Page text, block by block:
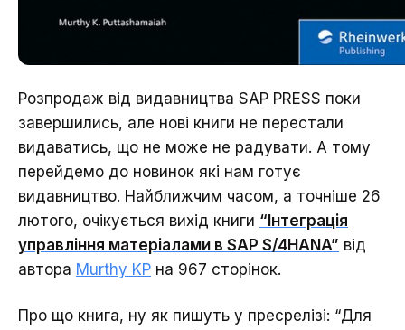
Розпродаж від видавництва SAP PRESS поки
завершились, але нові книги не перестали
видаватись, що не може не радувати. А тому
перейдемо до новинок які нам готує
видавництво. Найближчим часом, а точніше 26
лютого, очікується вихід книги “Інтеграція
управління матеріалами в SAP S/4HANA” від
автора Murthy KP на 967 сторінок.
Про що книга, ну як пишуть у пресрелізі: “Для